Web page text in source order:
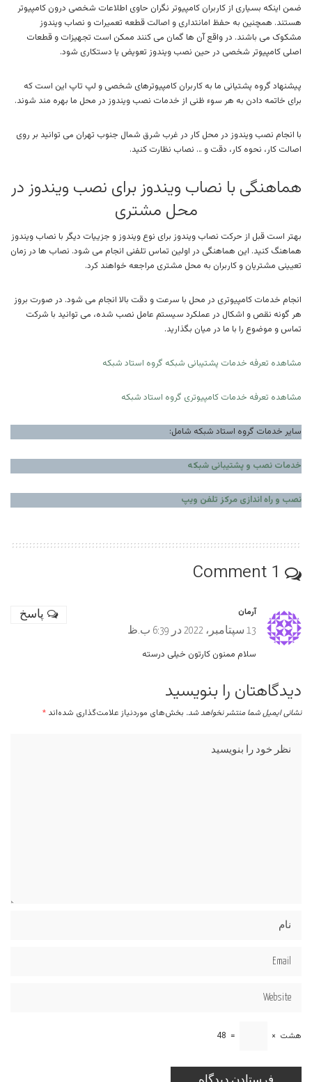
ضمن اینکه بسیاری از کاربران کامپیوتر نگران حاوی اطلاعات شخصی درون کامپیوتر
هستند. همچنین به حفظ امانتداری و اصالت قطعه تعمیرات و نصاب ویندوز
مشکوک می باشند. در واقع آن ها گمان می کنند ممکن است تجهیزات و قطعات
اصلی کامپیوتر شخصی در حین نصب ویندوز تعویض یا دستکاری شود.
پیشنهاد گروه پشتیانی ما به کاربران کامپیوترهای شخصی و لپ تاپ این است که
برای خاتمه دادن به هر سوء ظنی از خدمات نصب ویندوز در محل ما بهره مند شوند.
با انجام نصب ویندوز در محل کار در غرب شرق شمال جنوب تهران می توانید بر روی
اصالت کار، نحوه کار، دقت و … نصاب نظارت کنید.
هماهنگی با نصاب ویندوز برای نصب ویندوز در
محل مشتری
بهتر است قبل از حرکت نصاب ویندوز برای نوع ویندوز و جزییات دیگر با نصاب ویندوز
هماهنگ کنید. این هماهنگی در اولین تماس تلفنی انجام می شود. نصاب ها در زمان
تعیینی مشتریان و کاربران به محل مشتری مراجعه خواهند کرد.
انجام خدمات کامپیوتری در محل با سرعت و دقت بالا انجام می شود. در صورت بروز
هر گونه نقص و اشکال در عملکرد سیستم عامل نصب شده، می توانید با شرکت
تماس و موضوع را با ما در میان بگذارید.
مشاهده تعرفه خدمات پشتیبانی شبکه گروه استاد شبکه
مشاهده تعرفه خدمات کامپیوتری گروه استاد شبکه
سایر خدمات گروه استاد شبکه شامل:
خدمات نصب و پشتیبانی شبکه
نصب و راه اندازی مرکز تلفن ویپ
1 Comment
آرمان
13 سپتامبر، 2022 در 6:39 ب.ظ
سلام ممنون کارتون خیلی درسته
پاسخ
دیدگاهتان را بنویسید
نشانی ایمیل شما منتشر نخواهد شد. بخش‌های موردنیاز علامت‌گذاری شده‌اند *
هشت ×
=
48